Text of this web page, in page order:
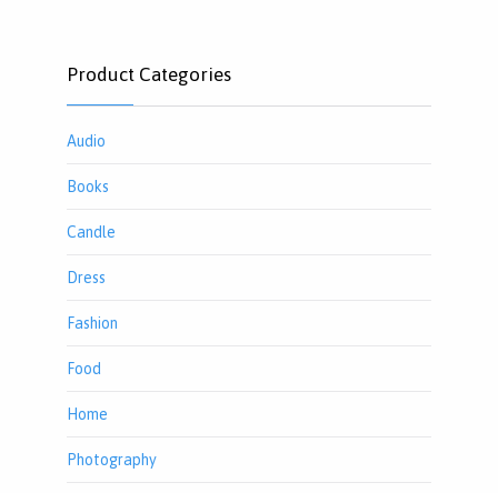
Product Categories
Audio
Books
Candle
Dress
Fashion
Food
Home
Photography